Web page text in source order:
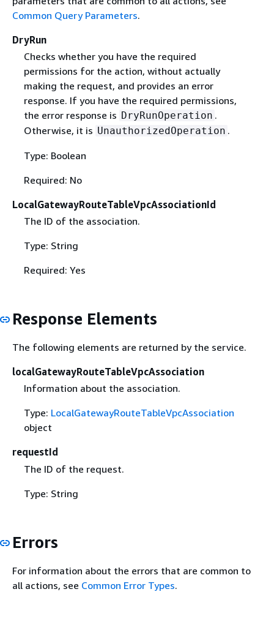
Common Query Parameters.
DryRun
Checks whether you have the required
permissions for the action, without actually
making the request, and provides an error
response. If you have the required permissions,
the error response is DryRunOperation .
Otherwise, it is UnauthorizedOperation .
Type: Boolean
Required: No
LocalGatewayRouteTableVpcAssociationId
The ID of the association.
Type: String
Required: Yes
Response Elements
The following elements are returned by the service.
localGatewayRouteTableVpcAssociation
Information about the association.
Type: LocalGatewayRouteTableVpcAssociation
object
requestId
The ID of the request.
Type: String
Errors
For information about the errors that are common to
all actions, see Common Error Types.